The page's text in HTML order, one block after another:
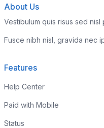
About Us
Vestibulum quis risus sed
Fusce nibh nisl, gravida nec
Features
Help Center
Paid with Mobile
Status